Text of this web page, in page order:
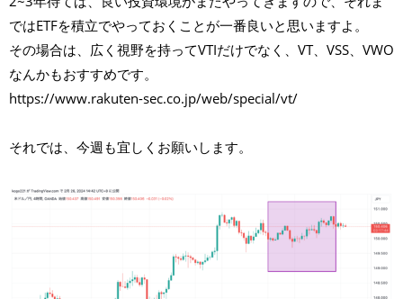
ではETFを積立でやっておくことが一番良いと思いますよ。
その場合は、広く視野を持ってVTIだけでなく、VT、VSS、VWO
なんかもおすすめです。
https://www.rakuten-sec.co.jp/web/special/vt/
それでは、今週も宜しくお願いします。